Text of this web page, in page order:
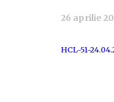
26 aprilie
HCL-51-